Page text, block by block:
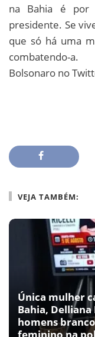
na Bahia é por
presidente. Se
que só há uma
combatendo-
Bolsonaro no
VEJA TAMBÉM:
Única mulher
Bahia, Delliana
homens